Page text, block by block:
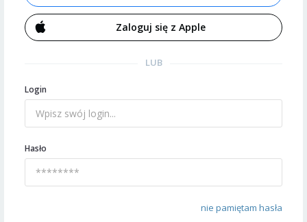
Zaloguj się z Apple
LUB
Login
Hasło
nie pamiętam hasła